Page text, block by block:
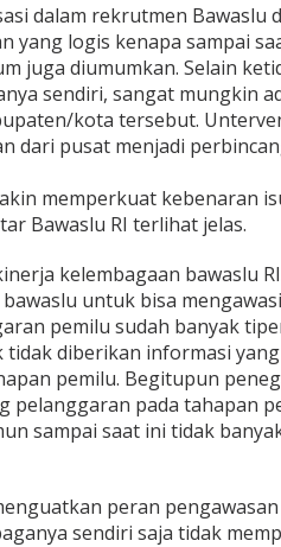
dalam rekrutmen Bawaslu
yang logis kenapa sampai
juga diumumkan. Selain
sendiri, sangat mungkin
kota tersebut.
dari pusat menjadi
memperkuat kebenaran
Bawaslu RI terlihat jelas.
kelembagaan bawaslu
untuk bisa
pemilu sudah banyak
diberikan informasi
pemilu. Begitupun
pelanggaran pada tahapan
sampai saat ini tidak
peran
sendiri saja tidak